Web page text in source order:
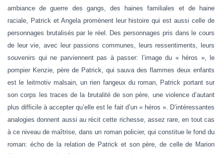
ambiance de guerre des gangs, des haines familiales et de haine
raciale, Patrick et Angela promènent leur histoire qui est aussi celle de
personnages brutalisés par le réel. Des personnages pris dans le cours
de leur vie, avec leur passions communes, leurs ressentiments, leurs
souvenirs qui ne parviennent pas à passer: l’image du « héros », le
pompier Kenzie, père de Patrick, qui sauva des flammes deux enfants
est le leitmotiv malsain, un rien fangeux du roman, Patrick portant sur
son corps les traces de la brutalité de son père, une violence d’autant
plus difficile à accepter qu’elle est le fait d’un « héros ». D’intéressantes
analogies donnent aussi au récit cette richesse, assez rare, en tout cas
à ce niveau de maîtrise, dans un roman policier, qui constitue le fond du
roman: écho de la relation de Patrick et son père, de celle de Marion